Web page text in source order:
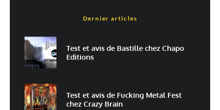
E-mail*
Enregistrer mon nom, mon e-mail et mon site dans le navigateur pour
Dernier articles
Test et avis de Bastille chez Chapo
Editions
Test et avis de Fucking Metal Fest
chez Crazy Brain